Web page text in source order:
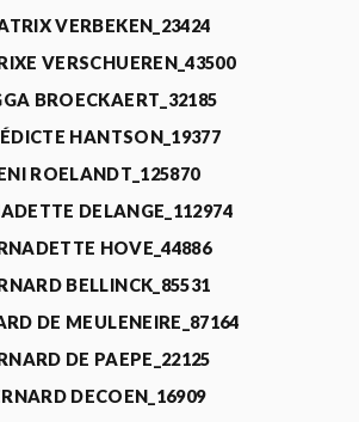
VERBEKEN_23424
VERSCHUEREN_43500
BROECKAERT_32185
HANTSON_19377
ROELANDT_125870
DELANGE_112974
HOVE_44886
BELLINCK_85531
DE MEULENEIRE_87164
DE PAEPE_22125
DECOEN_16909